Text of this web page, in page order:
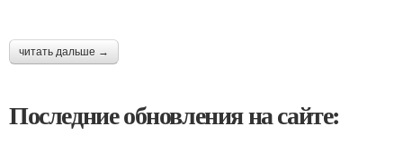
читать дальше →
Последние обновления на сайте: